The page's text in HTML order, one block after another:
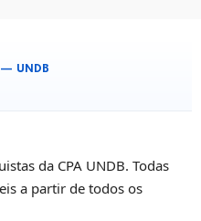
UNDB
da CPA UNDB. Todas
a partir de todos os